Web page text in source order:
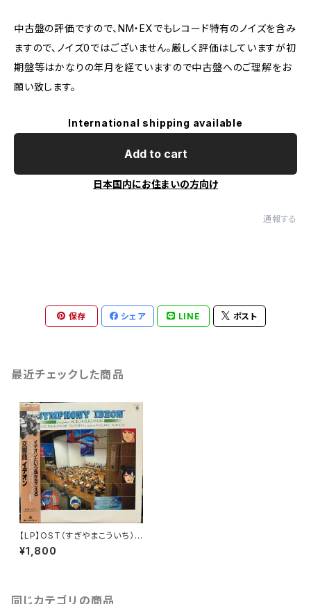
中古盤の評価ですので、NM・EXでもレコード特有のノイズを含み
ますので、ノイズ0ではございません。厳しく評価はしていますが初
期盤等はかなりの年月を経ていますので中古盤へのご理解をお
願い致します。
International shipping available
Add to cart
日本国内にお住まいの方向け
通報する
保存 シェア LINE ポスト
最近チェックした商品
【LP】OST（すぎやまこういち）/
交響曲「イデオン」
¥1,800
同じカテゴリの商品